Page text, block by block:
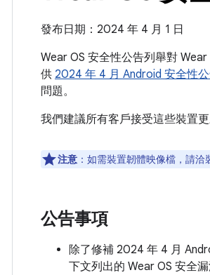
發布日期：2024 年 4 月 1 日
Wear OS 安全性公告列舉對
供 2024 年 4 月 Android 安全性
問題。
我們建議所有客戶接受這些裝置更
注意 ：如需裝置韌體映像檔，請洽
公告事項
除了修補 2024 年 4 月
下文列出的 Wear OS 安全漏